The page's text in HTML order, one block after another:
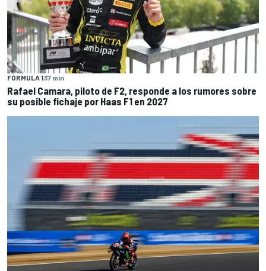
FÓRMULA 137 min
Rafael Camara, piloto de F2, responde a los rumores sobre
su posible fichaje por Haas F1 en 2027